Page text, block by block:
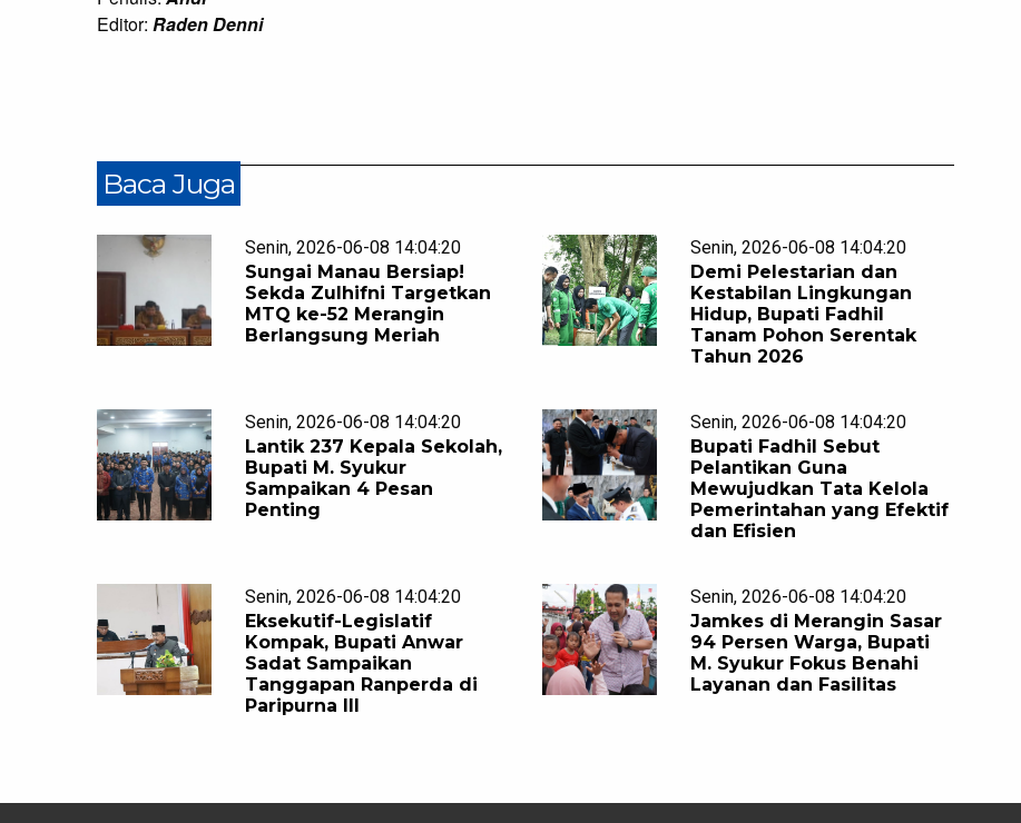
Editor: Raden Denni
Baca Juga
Senin, 2026-06-08 14:04:20
Sungai Manau Bersiap!
Sekda Zulhifni Targetkan
MTQ ke-52 Merangin
Berlangsung Meriah
Senin, 2026-06-08 14:04:20
Demi Pelestarian dan
Kestabilan Lingkungan
Hidup, Bupati Fadhil
Tanam Pohon Serentak
Tahun 2026
Senin, 2026-06-08 14:04:20
Lantik 237 Kepala Sekolah,
Bupati M. Syukur
Sampaikan 4 Pesan
Penting
Senin, 2026-06-08 14:04:20
Bupati Fadhil Sebut
Pelantikan Guna
Mewujudkan Tata Kelola
Pemerintahan yang Efektif
dan Efisien
Senin, 2026-06-08 14:04:20
Eksekutif-Legislatif
Kompak, Bupati Anwar
Sadat Sampaikan
Tanggapan Ranperda di
Paripurna III
Senin, 2026-06-08 14:04:20
Jamkes di Merangin Sasar
94 Persen Warga, Bupati
M. Syukur Fokus Benahi
Layanan dan Fasilitas